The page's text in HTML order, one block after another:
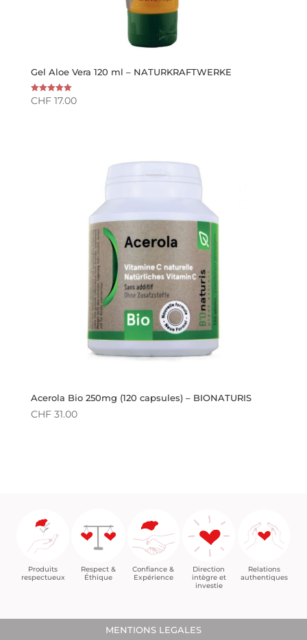
Gel Aloe Vera 120 ml – NATURKRAFTWERKE
Note
5.00
CHF17.00
Acerola Bio 250mg (120 capsules) – BIONATURIS
CHF31.00
Produits
respectueux
Respect &
Éthique
Confiance &
Expérience
Direction
intègre et
investie
Relations
authentiques
MENTIONS LEGALES